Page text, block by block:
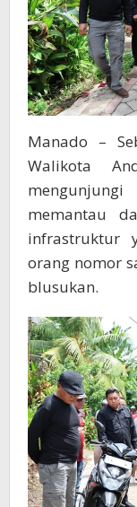
Manado –
Walikota
memantau
infrastruktur
orang nomor
blusukan.